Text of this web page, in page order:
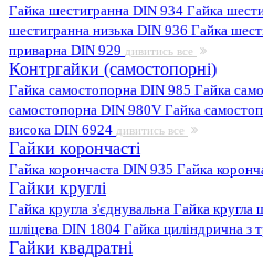
Гайка шестигранна DIN 934 Гайка
шестигранна низька DIN 936 Гайка
приварна DIN 929 дивитись все
Контргайки (самостопорні)
Гайка самостопорна DIN 985 Гайка
самостопорна DIN 980V Гайка
висока DIN 6924 дивитись все
Гайки корончасті
Гайка корончаста DIN 935 Гайка
Гайки круглі
Гайка кругла з'єднувальна Гайка кругла
шліцева DIN 1804 Гайка циліндрична з
Гайки квадратні